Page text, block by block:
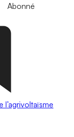
Abonné